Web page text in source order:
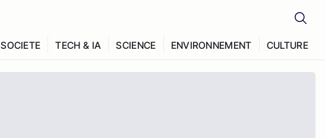
SOCIETE TECH & IA SCIENCE ENVIRONNEMENT CULTURE